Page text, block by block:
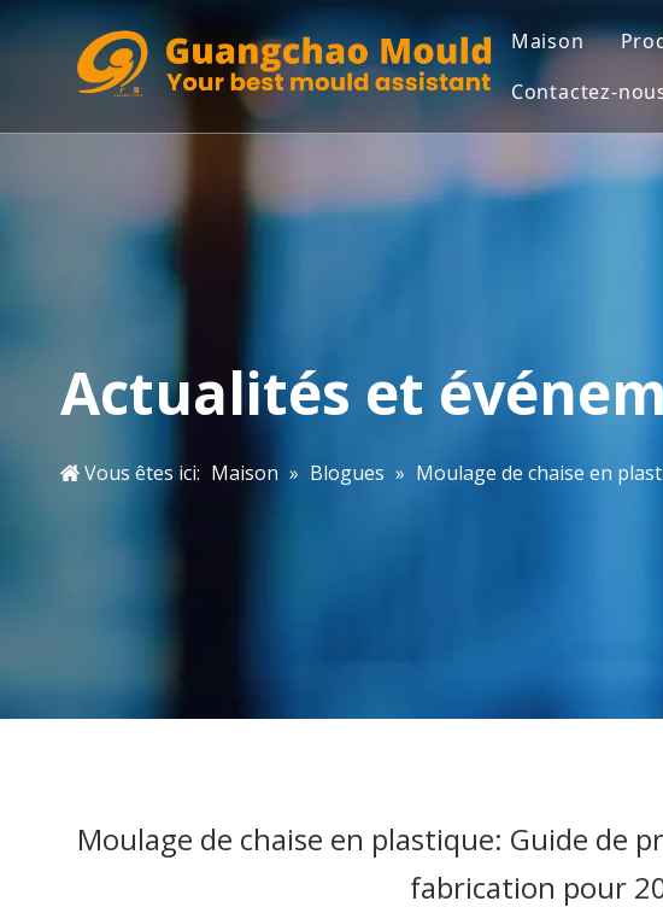
Maison
Contactez-
Actualités et
Vous êtes ici: Maison » Blogues » Moulage de chaise en
Moulage de chaise en plastique: Guide de
fabrication pour